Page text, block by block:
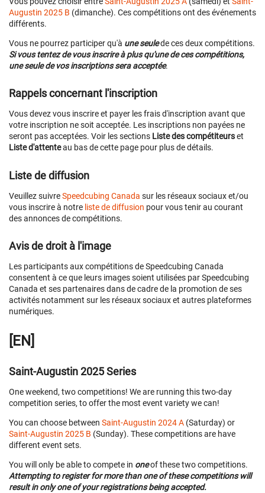
Augustin 2025 B (dimanche). Ces compétitions ont des événements
différents.
Vous ne pourrez participer qu'à une seulede ces deux compétitions.
Si vous tentez de vous inscrire à plus qu'une de ces compétitions,
une seule de vos inscriptions sera acceptée.
Rappels concernant l'inscription
Vous devez vous inscrire et payer les frais d'inscription avant que
votre inscription ne soit acceptée. Les inscriptions non payées ne
seront pas acceptées. Voir les sections Liste des compétiteurset
Liste d'attenteau bas de cette page pour plus de détails.
Liste de diffusion
Veuillez suivreSpeedcubing Canada sur les réseaux sociaux et/ou
vous inscrire à notre liste de diffusion pour vous tenir au courant
des annonces de compétitions.
Avis de droit à l'image
Les participants aux compétitions de Speedcubing Canada
consentent à ce que leurs images soient utilisées par Speedcubing
Canada et ses partenaires dans de cadre de la promotion de ses
activités notamment sur les réseaux sociaux et autres plateformes
numériques.
[EN]
Saint-Augustin 2025 Series
One weekend, two competitions! We are running this two-day
competition series, to offer the most event variety we can!
You can choose between Saint-Augustin 2024 A (Saturday) or
Saint-Augustin 2025 B (Sunday). These competitions are have
different event sets.
You will only be able to compete in oneof these two competitions.
Attempting to register for more than one of these competitions will
result in only one of your registrations being accepted.